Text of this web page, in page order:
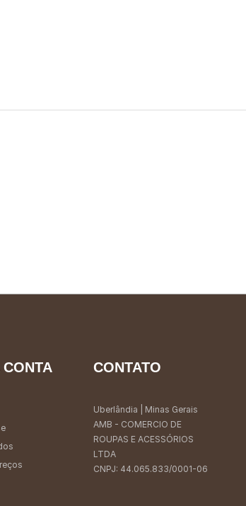
CONTATO
Uberlândia | Minas Gerais
AMB - COMERCIO DE
ROUPAS E ACESSÓRIOS
LTDA
CNPJ: 44.065.833/0001-06